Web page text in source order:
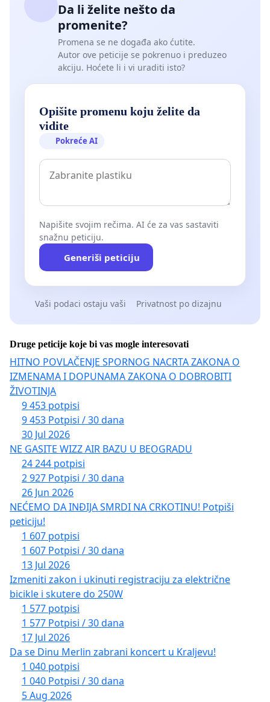
Da li želite nešto da
promenite?
Promena se ne događa ako ćutite.
Autor ove peticije se pokrenuo i preduzeo
akciju. Hoćete li i vi uraditi isto?
Opišite promenu koju želite da
vidite
Pokreće AI
Napišite svojim rečima. AI će za vas sastaviti
snažnu peticiju.
Generiši peticiju
Vaši podaci ostaju vaši Privatnost po dizajnu
Druge peticije koje bi vas mogle interesovati
HITNO POVLAČENJE SPORNOG NACRTA ZAKONA O
IZMENAMA I DOPUNAMA ZAKONA O DOBROBITI
ŽIVOTINJA
9 453 potpisi
9 453 Potpisi / 30 dana
30 Jul 2026
NE GASITE WIZZ AIR BAZU U BEOGRADU
24 244 potpisi
2 927 Potpisi / 30 dana
26 Jun 2026
NEĆEMO DA INĐIJA SMRDI NA CRKOTINU! Potpiši
peticiju!
1 607 potpisi
1 607 Potpisi / 30 dana
13 Jul 2026
Izmeniti zakon i ukinuti registraciju za električne
bicikle i skutere do 250W
1 577 potpisi
1 577 Potpisi / 30 dana
17 Jul 2026
Da se Dinu Merlin zabrani koncert u Kraljevu!
1 040 potpisi
1 040 Potpisi / 30 dana
5 Aug 2026